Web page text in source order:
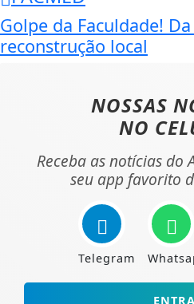
Golpe da Faculdade!
reconstrução local
NOSSAS
NO
Receba as notícias do
seu app favorito
Telegram